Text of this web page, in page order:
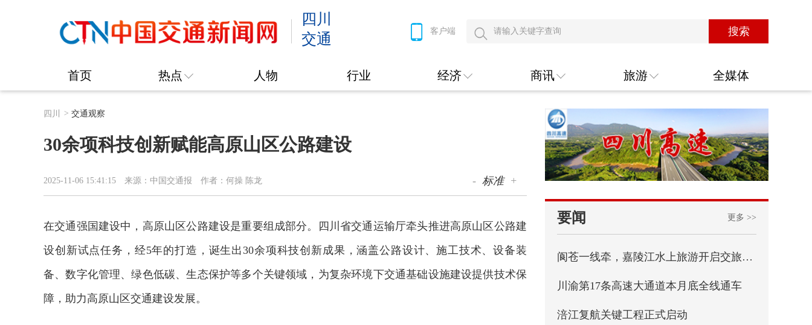
四川
交通
客户端 搜索
首页 热点 人物 行业 经济 商讯 旅游 全媒体
四川 > 交通观察
30余项科技创新赋能高原山区公路建设
2025-11-06 15:41:15 来源：中国交通报 作者：何操 陈龙 - 标准 +
在交通强国建设中，高原山区公路建设是重要组成部分。四川省交通运输厅牵头推进高原山区公路建
设创新试点任务，经5年的打造，诞生出30余项科技创新成果，涵盖公路设计、施工技术、设备装
备、数字化管理、绿色低碳、生态保护等多个关键领域，为复杂环境下交通基础设施建设提供技术保
障，助力高原山区交通建设发展。
要闻 更多 >>
阆苍一线牵，嘉陵江水上旅游开启交旅融合新篇章
​川渝第17条高速大通道本月底全线通车
​涪江复航关键工程正式启动